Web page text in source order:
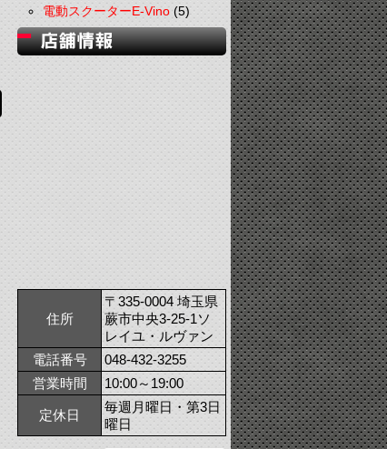
電動スクーターE-Vino(5)
住所
〒335-0004 埼玉県
蕨市中央3-25-1ソ
レイユ・ルヴァン
電話番号
048-432-3255
営業時間
10:00～19:00
定休日
毎週月曜日・第3日
曜日